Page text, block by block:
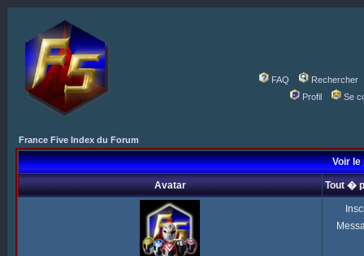
FAQ
Rechercher
Profil
Se
France Five Index du Forum
Voir le
Avatar Tout �